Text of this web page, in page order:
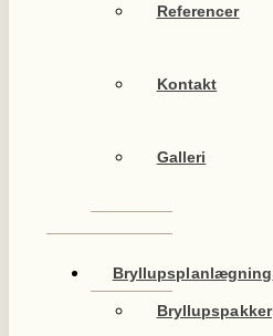
Referencer
Kontakt
Galleri
Bryllupsplanlægning
Bryllupspakker